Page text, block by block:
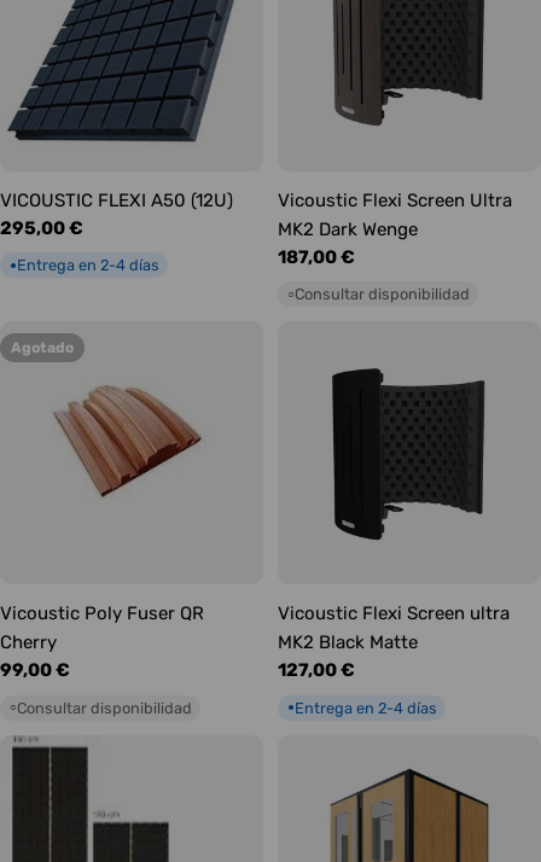
VICOUSTIC FLEXI A50 (12U)
Precio
habitual
295,00 €
●Entrega en 2-4 días
Vicoustic Flexi Screen Ultra
MK2 Dark Wenge
Precio
habitual
187,00 €
○Consultar disponibilidad
Agotado
Vicoustic Poly Fuser QR
Cherry
Precio
99,00 €
○Consultar disponibilidad
Vicoustic Flexi Screen ultra
MK2 Black Matte
Precio
127,00 €
●Entrega en 2-4 días